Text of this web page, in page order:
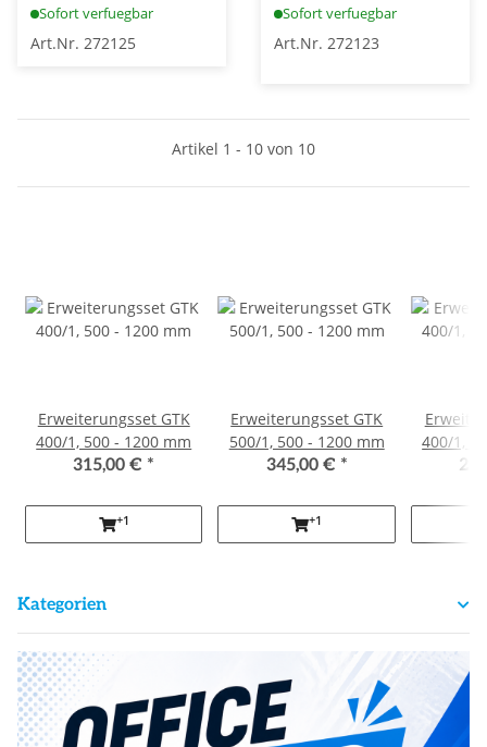
Sofort verfuegbar
Art.Nr. 272125
Sofort verfuegbar
Art.Nr. 272123
Artikel 1 - 10 von 10
Erweiterungsset GTK
400/1, 500 - 1200 mm
315,00 € *
+1
Erweiterungsset GTK
500/1, 500 - 1200 mm
345,00 € *
+1
400/1,
Kategorien